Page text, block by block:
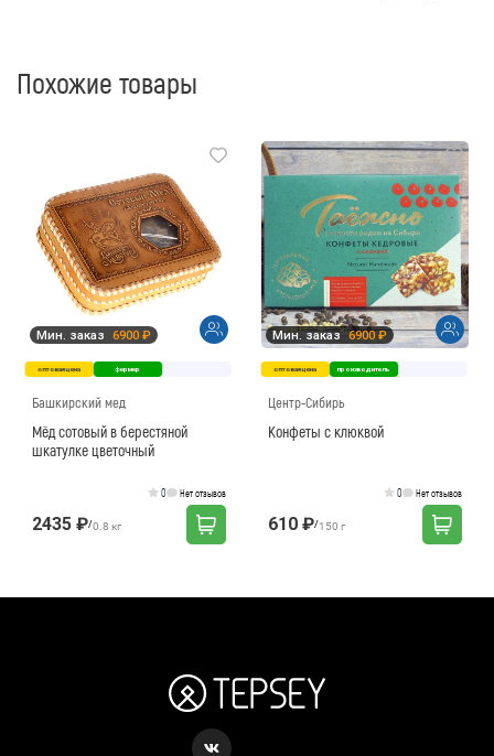
Похожие товары
Мин. заказ 6900 ₽
оптовая цена фермер
Башкирский мед
Мёд сотовый в берестяной
шкатулке цветочный
0 Нет отзывов
2435 ₽/0.8 кг
Мин. заказ 6900 ₽
оптовая цена производитель
Центр-Сибирь
Конфеты с клюквой
0 Нет отзывов
610 ₽/150 г